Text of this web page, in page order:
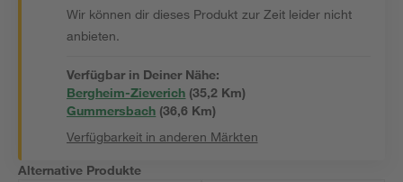
Wir können dir dieses Produkt zur Zeit leider nicht
anbieten.
Verfügbar in Deiner Nähe:
Bergheim-Zieverich (35,2 Km)
Gummersbach (36,6 Km)
Verfügbarkeit in anderen Märkten
Alternative Produkte